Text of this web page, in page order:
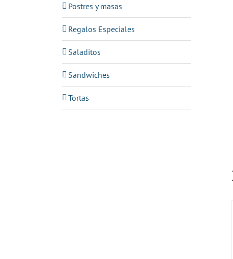
Postres y masas
Regalos Especiales
Saladitos
Sandwiches
Tortas